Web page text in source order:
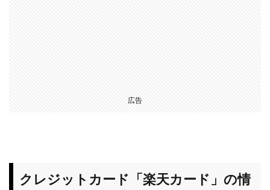
広告
クレジットカード「楽天カード」の情